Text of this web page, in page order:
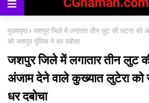
मुख्यपृष्ठ जशपुर जिले में लगातार तीन लुट की घटना को
को जशपुर पुलिस ने धर दबोचा
जशपुर जिले में लगातार तीन लुट
अंजाम देने वाले कुख्यात लुटेरा
धर दबोचा